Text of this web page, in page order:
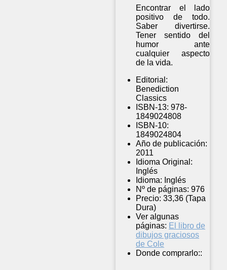
Encontrar el lado
positivo de todo.
Saber divertirse.
Tener sentido del
humor ante
cualquier aspecto
de la vida.
Editorial:
Benediction
Classics
ISBN-13: 978-
1849024808
ISBN-10:
1849024804
Año de publicación:
2011
Idioma Original:
Inglés
Idioma: Inglés
Nº de páginas: 976
Precio: 33,36 (Tapa
Dura)
Ver algunas
páginas: El libro de
dibujos graciosos
de Cole
Donde comprarlo::